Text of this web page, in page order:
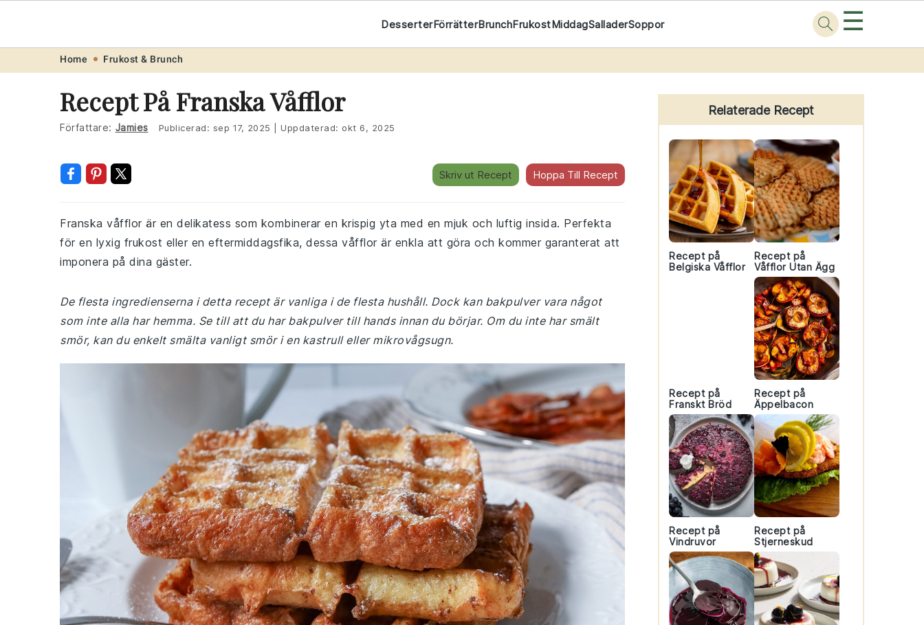
navigation
content
Recept.one DesserterFörrätterBrunchFrukostMiddagSalladerSoppor ☰
Home Frukost & Brunch
Recept På Franska Våfflor
Författare: Jamies Publicerad: sep 17, 2025 Uppdaterad: okt 6, 2025
Skriv ut Recept Hoppa Till Recept
Franska våfflor är en delikatess som kombinerar en krispig yta med en mjuk och luftig insida. Perfekta
för en lyxig frukost eller en eftermiddagsfika, dessa våfflor är enkla att göra och kommer garanterat att
imponera på dina gäster.
De flesta ingredienserna i detta recept är vanliga i de flesta hushåll. Dock kan bakpulver vara något
som inte alla har hemma. Se till att du har bakpulver till hands innan du börjar. Om du inte har smält
smör, kan du enkelt smälta vanligt smör i en kastrull eller mikrovågsugn.
Primary
Sidebar
Relaterade Recept
Recept på
Belgiska Våfflor
Recept på
Våfflor Utan Ägg
Recept på
Franskt Bröd
Recept på
Äppelbacon
Recept på
Vindruvor
Recept på
Stjerneskud